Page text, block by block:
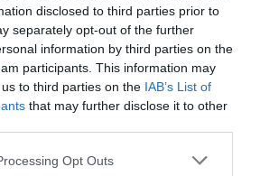
disclosed to third parties prior to
separately opt-out of the further
information by third parties on the
participants. This information may
to third parties on the IAB’s List of
that may further disclose it to other
website/app uses one or more Google
Opt Outs